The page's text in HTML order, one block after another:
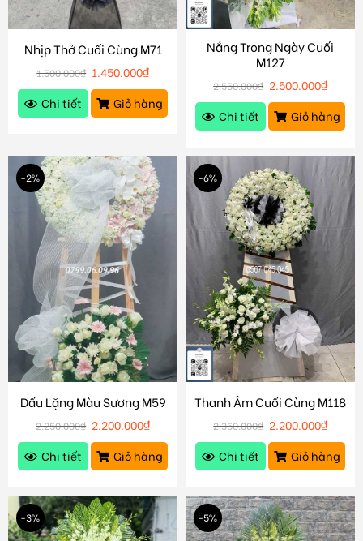
Nhịp Thở Cuối Cùng M71
1.500.000₫ 1.450.000₫
Chi tiết
Giỏ hàng
Nắng Trong Ngày Cuối
M127
2.550.000₫ 2.500.000₫
Chi tiết
Giỏ hàng
-2%
Dấu Lặng Màu Sương M59
2.250.000₫ 2.200.000₫
Chi tiết
Giỏ hàng
-6%
Thanh Âm Cuối Cùng M118
2.350.000₫ 2.200.000₫
Chi tiết
Giỏ hàng
-3% -5%